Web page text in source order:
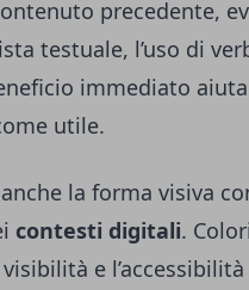
precedente,
testuale, l’uso di
immediato
utile.
la forma visiva
contesti digitali.
e